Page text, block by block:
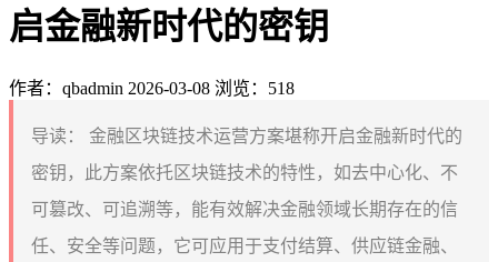
启金融新时代的密钥
作者：qbadmin 2026-03-08 浏览：518
导读：
金融区块链技术运营方案堪称开启金融新时代的
密钥，此方案依托区块链技术的特性，如去中心化、不
可篡改、可追溯等，能有效解决金融领域长期存在的信
任、安全等问题，它可应用于支付结算、供应链金融、